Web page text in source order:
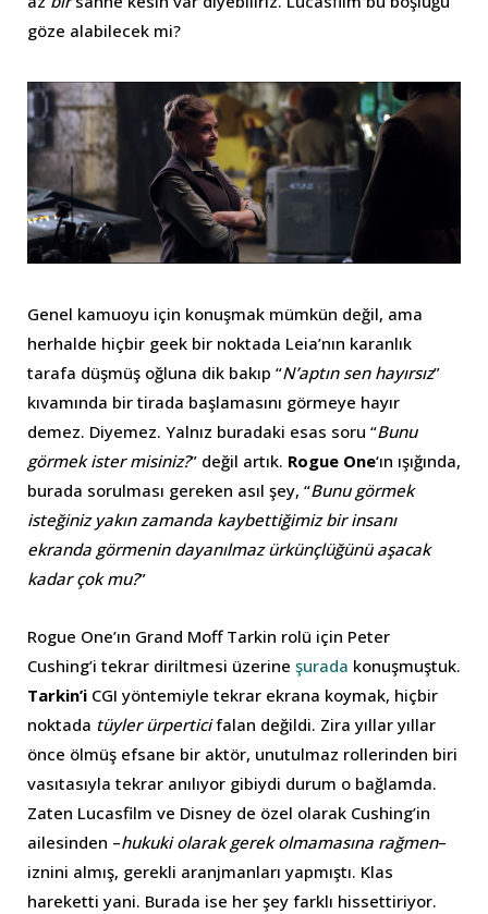
göze alabilecek mi?
Genel kamuoyu için konuşmak mümkün değil, ama
herhalde hiçbir geek bir noktada Leia’nın karanlık
tarafa düşmüş oğluna dik bakıp “N’aptın sen hayırsız”
kıvamında bir tirada başlamasını görmeye hayır
demez. Diyemez. Yalnız buradaki esas soru “Bunu
görmek ister misiniz?” değil artık. Rogue One‘ın ışığında,
burada sorulması gereken asıl şey, “Bunu görmek
isteğiniz yakın zamanda kaybettiğimiz bir insanı
ekranda görmenin dayanılmaz ürkünçlüğünü aşacak
kadar çok mu?”
Rogue One’ın Grand Moff Tarkin rolü için Peter
Cushing’i tekrar diriltmesi üzerine şurada konuşmuştuk.
Tarkin’i CGI yöntemiyle tekrar ekrana koymak, hiçbir
noktada tüyler ürperticifalan değildi. Zira yıllar yıllar
önce ölmüş efsane bir aktör, unutulmaz rollerinden biri
vasıtasıyla tekrar anılıyor gibiydi durum o bağlamda.
Zaten Lucasfilm ve Disney de özel olarak Cushing’in
ailesinden –hukuki olarak gerek olmamasına rağmen–
iznini almış, gerekli aranjmanları yapmıştı. Klas
hareketti yani. Burada ise her şey farklı hissettiriyor.